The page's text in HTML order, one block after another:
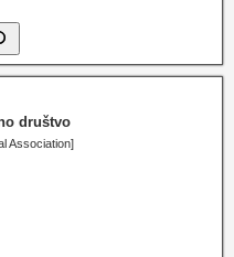
društvo
Association]